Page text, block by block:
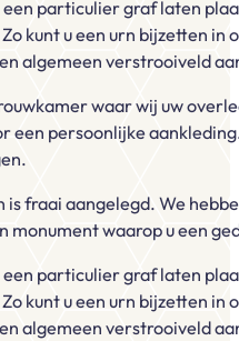
particulier graf laten
kunt u een urn bijzetten
algemeen verstrooiveld
waar wij uw
een persoonlijke
fraai aangelegd. We
monument waarop u een
particulier graf laten
kunt u een urn bijzetten
algemeen verstrooiveld